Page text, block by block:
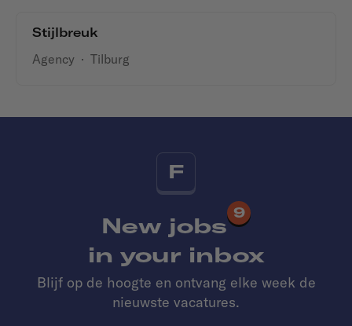
Stijlbreuk
Agency · Tilburg
F
New jobs
9
in your inbox
Blijf op de hoogte en ontvang elke week de
nieuwste vacatures.